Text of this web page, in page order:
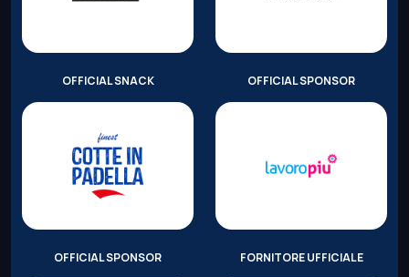
OFFICIAL SNACK OFFICIAL SPONSOR
OFFICIAL SPONSOR FORNITORE UFFICIALE